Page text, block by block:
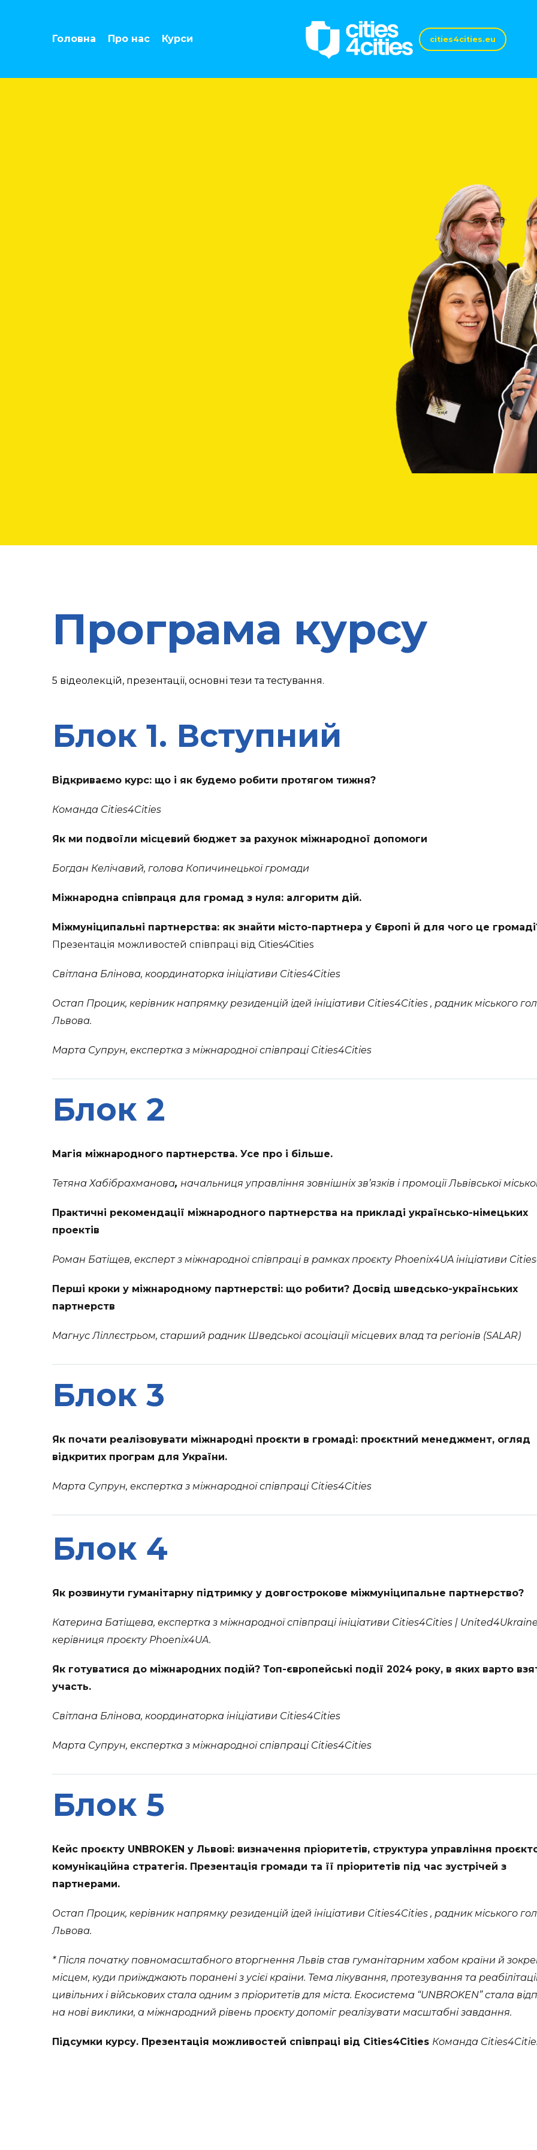
Головна Про нас Курси cities4cities.eu
Програма курсу
5 відеолекцій, презентації, основні тези та тестування.
Блок 1. Вступний
Відкриваємо курс: що і як будемо робити протягом тижня?
Команда Cities4Cities
Як ми подвоїли місцевий бюджет за рахунок міжнародної допомоги
Богдан Келічавий, голова Копичинецької громади
Міжнародна співпраця для громад з нуля: алгоритм дій.
Міжмуніципальні партнерства: як знайти місто-партнера у Європі й для чого це
Презентація можливостей співпраці від Cities4Cities
Світлана Блінова, координаторка ініціативи Cities4Cities
Остап Процик, керівник напрямку резиденцій ідей ініціативи Cities4Cities , радник міського
Львова.
Марта Супрун, експертка з міжнародної співпраці Cities4Cities
Блок 2
Магія міжнародного партнерства. Усе про і більше.
Тетяна Хабібрахманова, начальниця управління зовнішніх звʼязків і промоції Львівської
Практичні рекомендації міжнародного партнерства на прикладі українсько-німецьких
проектів
Роман Батіщев, експерт з міжнародної співпраці в рамках проєкту Phoenix4UA ініціативи
Перші кроки у міжнародному партнерстві: що робити? Досвід шведсько-українських
партнерств
Магнус Ліллєстрьом, старший радник Шведської асоціації місцевих влад та регіонів (SALAR)
Блок 3
Як почати реалізовувати міжнародні проєкти в громаді: проєктний менеджмент, огляд
відкритих програм для України.
Марта Супрун, експертка з міжнародної співпраці Cities4Cities
Блок 4
Як розвинути гуманітарну підтримку у довгострокове міжмуніципальне партнерство?
Катерина Батіщева, експертка з міжнародної співпраці ініціативи Cities4Cities |
керівниця проєкту Phoenix4UA.
Як готуватися до міжнародних подій? Топ-європейські події 2024 року, в яких варто
участь.
Світлана Блінова, координаторка ініціативи Cities4Cities
Марта Супрун, експертка з міжнародної співпраці Cities4Cities
Блок 5
Кейс проєкту UNBROKEN у Львові: визначення пріоритетів, структура управління
комунікаційна стратегія. Презентація громади та її пріоритетів під час зустрічей з
партнерами.
Остап Процик, керівник напрямку резиденцій ідей ініціативи Cities4Cities , радник міського
Львова.
* Після початку повномасштабного вторгнення Львів став гуманітарним хабом країни й
місцем, куди приїжджають поранені з усієї країни. Тема лікування, протезування та
цивільних і військових стала одним з пріоритетів для міста. Екосистема “UNBROKEN” стала
на нові виклики, а міжнародний рівень проєкту допоміг реалізувати масштабні завдання.
Підсумки курсу. Презентація можливостей співпраці від Cities4Cities Команда